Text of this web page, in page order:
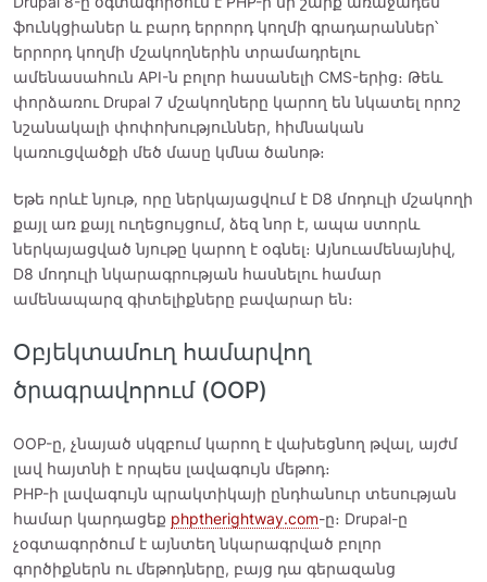
ֆունկցիաներ և բարդ երրորդ կողմի գրադարաններ՝
երրորդ կողմի մշակողներին տրամադրելու
ամենասահուն API-ն բոլոր հասանելի CMS-երից։ Թեև
փորձառու Drupal 7 մշակողները կարող են նկատել որոշ
նշանակալի փոփոխություններ, հիմնական
կառուցվածքի մեծ մասը կմնա ծանոթ։
Եթե որևէ նյութ, որը ներկայացվում է D8 մոդուլի մշակողի
քայլ առ քայլ ուղեցույցում, ձեզ նոր է, ապա ստորև
ներկայացված նյութը կարող է օգնել։ Այնուամենայնիվ,
D8 մոդուլի նկարագրության հասնելու համար
ամենապարզ գիտելիքները բավարար են։
Օբյեկտամուղ համարվող
ծրագրավորում (OOP)
OOP-ը, չնայած սկզբում կարող է վախեցնող թվալ, այժմ
լավ հայտնի է որպես լավագույն մեթոդ։
PHP-ի լավագույն պրակտիկայի ընդհանուր տեսության
համար կարդացեք phptherightway.com-ը։ Drupal-ը
չօգտագործում է այնտեղ նկարագրված բոլոր
գործիքներն ու մեթոդները, բայց դա գերազանց